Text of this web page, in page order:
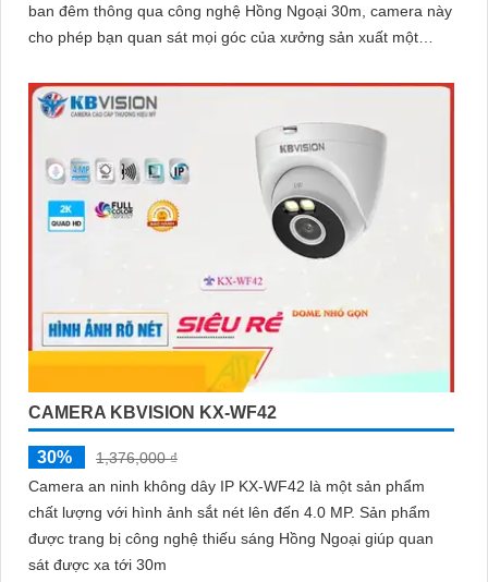
ban đêm thông qua công nghệ Hồng Ngoại 30m, camera này
cho phép bạn quan sát mọi góc của xưởng sản xuất một
CAMERA KBVISION KX-WF42
30%
1,376,000 ₫
Camera an ninh không dây IP KX-WF42 là một sản phẩm
chất lượng với hình ảnh sắt nét lên đến 4.0 MP. Sản phẩm
được trang bị công nghệ thiếu sáng Hồng Ngoại giúp quan
sát được xa tới 30m